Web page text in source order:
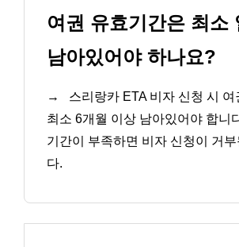
여권 유효기간은 최소
남아있어야 하나요?
→
스리랑카 ETA 비자 신청 시
최소 6개월 이상 남아있어야 합니
기간이 부족하면 비자 신청이 거부
다.